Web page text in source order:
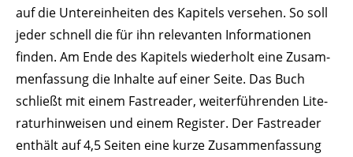
auf die Unter­ein­heiten des Kapitels versehen. So soll
jeder schnell die für ihn rele­vanten Infor­ma­tionen
finden. Am Ende des Kapitels wiederholt eine Zusam­
men­fassung die Inhalte auf einer Seite. Das Buch
schließt mit einem Fastreader, weiter­füh­renden Lite­
ra­tur­hin­weisen und einem Register. Der Fastreader
enthält auf 4,5 Seiten eine kurze Zusam­men­fassung